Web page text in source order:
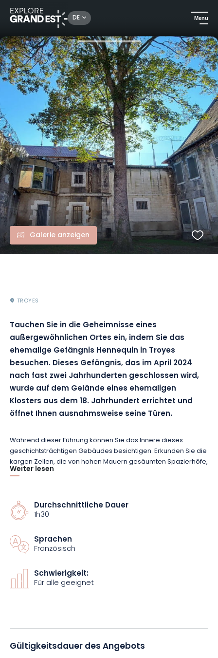
DE Menu
Sehenswertes in der Region Grand Est Geführter Rundgang - Das Hennequin-Gefängnis
Galerie anzeigen
TROYES
Tauchen Sie in die Geheimnisse eines
außergewöhnlichen Ortes ein, indem Sie das
ehemalige Gefängnis Hennequin in Troyes
besuchen. Dieses Gefängnis, das im April 2024
nach fast zwei Jahrhunderten geschlossen wird,
wurde auf dem Gelände eines ehemaligen
Klosters aus dem 18. Jahrhundert errichtet und
öffnet Ihnen ausnahmsweise seine Türen.
Während dieser Führung können Sie das Innere dieses
geschichtsträchtigen Gebäudes besichtigen. Erkunden Sie die
kargen Zellen, die von hohen Mauern gesäumten Spazierhöfe,
die Küche und den Fitnessraum. Folgen Sie dem langen, mit
Einzelhaft wird Ihnen auch einen Blick hinter die Kulissen des
Gefängnisses gewähren.
Buchen Sie jetzt Ihr Ticket, um diese ungewöhnliche Erfahrung
nicht zu verpassen, und entdecken Sie einen einzigartigen Ort,
Weiter lesen
Durchschnittliche Dauer
1h30
Sprachen
Französisch
Schwierigkeit:
Für alle geeignet
Gültigkeitsdauer des Angebots